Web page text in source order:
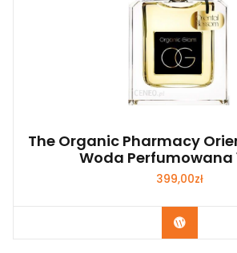
The Organic Pharmacy
Woda Perfumowana
399,00zł
Zobacz